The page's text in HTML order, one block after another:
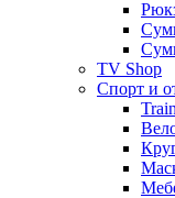
TV Shop
Спорт и